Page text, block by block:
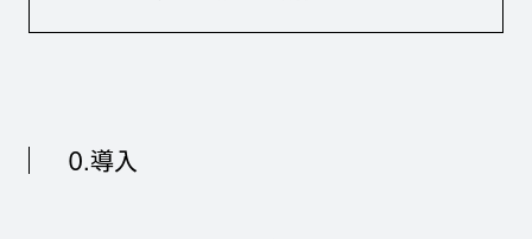
0.導入